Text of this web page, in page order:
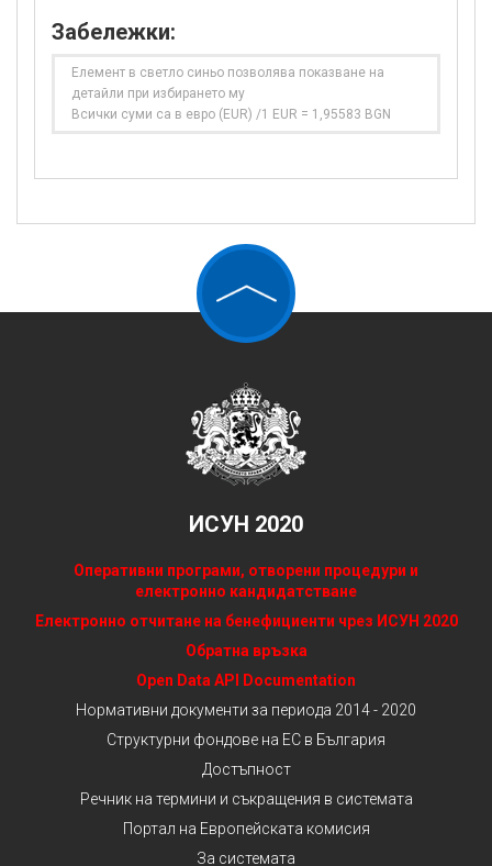
Забележки:
Елемент в светло синьо позволява показване на
детайли при избирането му
Всички суми са в евро (EUR) /1 EUR = 1,95583 BGN
ИСУН 2020
Оперативни програми, отворени процедури и
електронно кандидатстване
Електронно отчитане на бенефициенти чрез ИСУН 2020
Обратна връзка
Open Data API Documentation
Нормативни документи за периода 2014 - 2020
Структурни фондове на ЕС в България
Достъпност
Речник на термини и съкращения в системата
Портал на Европейската комисия
За системата